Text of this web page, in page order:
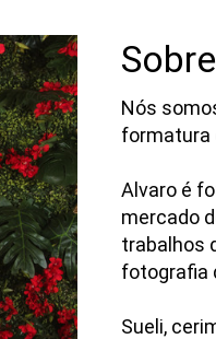
Nós
formatura
Alvaro é
mercado
trabalhos
fotografia
Sueli,